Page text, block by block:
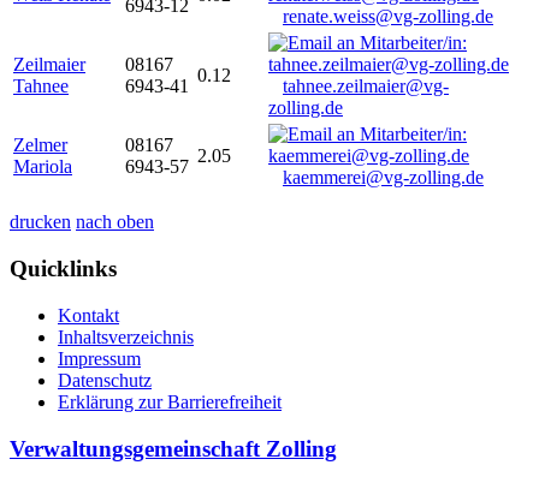
6943-12
renate.weiss@vg-zolling.de
Zeilmaier
Tahnee
08167
6943-41
0.12
tahnee.zeilmaier@vg-
zolling.de
Zelmer
Mariola
08167
6943-57
2.05
kaemmerei@vg-zolling.de
drucken nach oben
Quicklinks
Kontakt
Inhaltsverzeichnis
Impressum
Datenschutz
Erklärung zur Barrierefreiheit
Verwaltungsgemeinschaft Zolling